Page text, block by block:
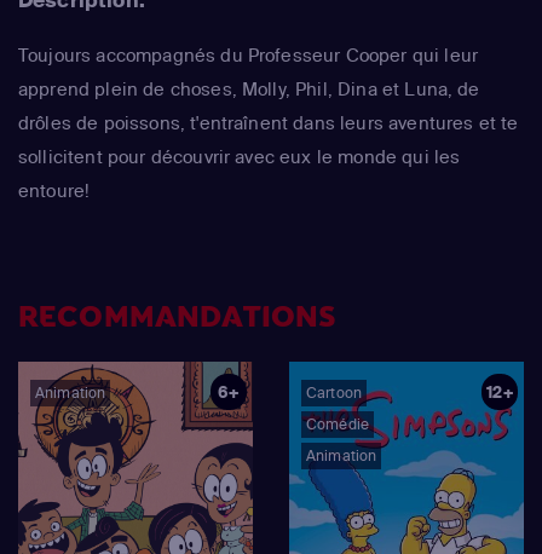
Toujours accompagnés du Professeur Cooper qui leur
apprend plein de choses, Molly, Phil, Dina et Luna, de
drôles de poissons, t'entraînent dans leurs aventures et te
sollicitent pour découvrir avec eux le monde qui les
entoure!
RECOMMANDATIONS
Animation 6+
Cartoon
Comédie
Animation
12+